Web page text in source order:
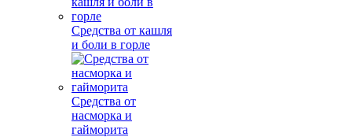
Средства от кашля
и боли в горле
Средства от
насморка и
гайморита